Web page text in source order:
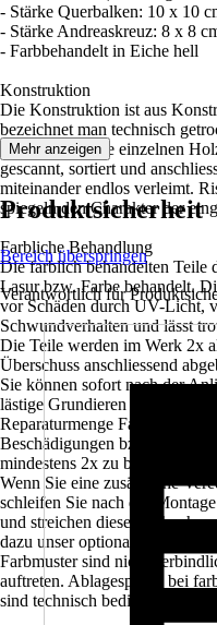
- Stärke Querbalken: 10 x 10
- Stärke Andreaskreuz: 8 x 8
- Farbbehandelt in Eiche hell
Konstruktion
Die Konstruktion ist aus
bezeichnet man technisch
Fichtenholz. Die einzelnen
gescannt, sortiert und
miteinander endlos verleimt.
spiegeln den Charakter der
Farbliche Behandlung
Die farblich behandelten Teile
Lasur bzw. Farbe behandelt.
vor Schäden durch UV-Licht,
Schwundverhalten und lässt
Die Teile werden im Werk 2x
Überschuss anschliessend
Sie können sofort nach der
lästige Grundieren und
Reparaturmenge Farbe, bzw.
Beschädigungen bzw.
mindestens 2x zu behandeln.
Wenn Sie eine zusätzliche
schleifen Sie nach der
und streichen diese mit
dazu unser optionales Farb-
Farbmuster sind nicht
auftreten. Ablagespuren bei
sind technisch bedingt.
Mehr anzeigen
Produktsicherheit
Bereich überspringen
Verantwortlich für